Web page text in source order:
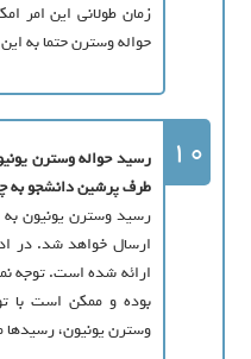
زمان طولاني اين امر
حواله وسترن حتما به
10
طرف پرشين دانشجو به
ارسال خواهد شد. در
ارائه شده است. توجه
بوده و ممکن است با
وسترن يونيون، رسيدها